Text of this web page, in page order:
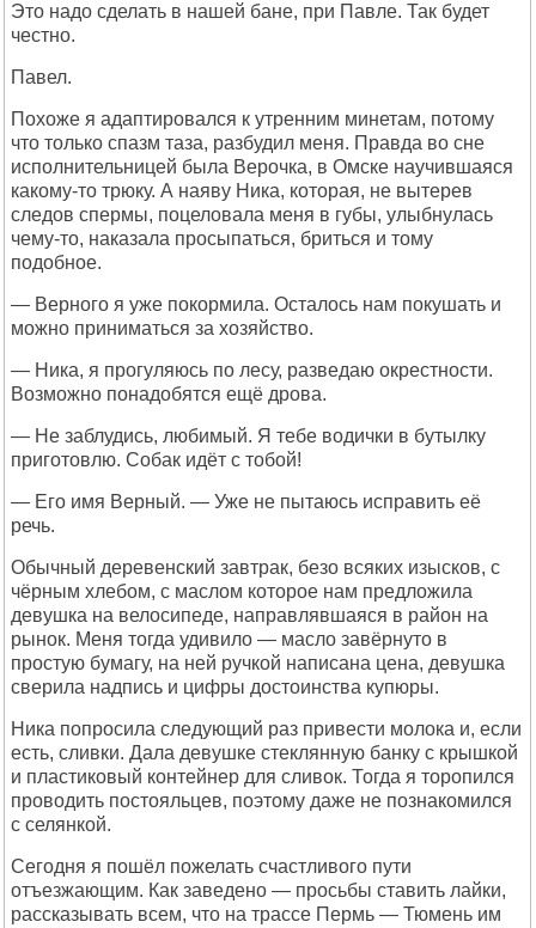
Это надо сделать в нашей бане, при Павле. Так будет
честно.
Павел.
Похоже я адаптировался к утренним минетам, потому
что только спазм таза, разбудил меня. Правда во сне
исполнительницей была Верочка, в Омске научившаяся
какому-то трюку. А наяву Ника, которая, не вытерев
следов спермы, поцеловала меня в губы, улыбнулась
чему-то, наказала просыпаться, бриться и тому
подобное.
— Верного я уже покормила. Осталось нам покушать и
можно приниматься за хозяйство.
— Ника, я прогуляюсь по лесу, разведаю окрестности.
Возможно понадобятся ещё дрова.
— Не заблудись, любимый. Я тебе водички в бутылку
приготовлю. Собак идёт с тобой!
— Его имя Верный. — Уже не пытаюсь исправить её
речь.
Обычный деревенский завтрак, безо всяких изысков, с
чёрным хлебом, с маслом которое нам предложила
девушка на велосипеде, направлявшаяся в район на
рынок. Меня тогда удивило — масло завёрнуто в
простую бумагу, на ней ручкой написана цена, девушка
сверила надпись и цифры достоинства купюры.
Ника попросила следующий раз привести молока и, если
есть, сливки. Дала девушке стеклянную банку с крышкой
и пластиковый контейнер для сливок. Тогда я торопился
проводить постояльцев, поэтому даже не познакомился
с селянкой.
Сегодня я пошёл пожелать счастливого пути
отъезжающим. Как заведено — просьбы ставить лайки,
рассказывать всем, что на трассе Пермь — Тюмень им